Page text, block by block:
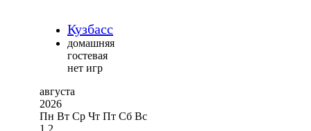
Кузбасс
домашняя
гостевая
нет игр
августа
2026
Пн Вт Ср Чт Пт Сб Вс
1 2